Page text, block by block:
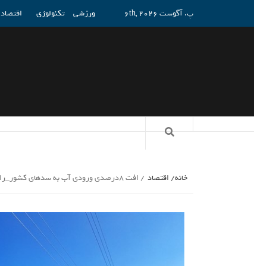
پ. آگوست 6th, 2026 ورزشی تکنولوژی اقتصاد
خانه اقتصاد افت 8درصدی ورودی آب به سدهای کشور_راسخ